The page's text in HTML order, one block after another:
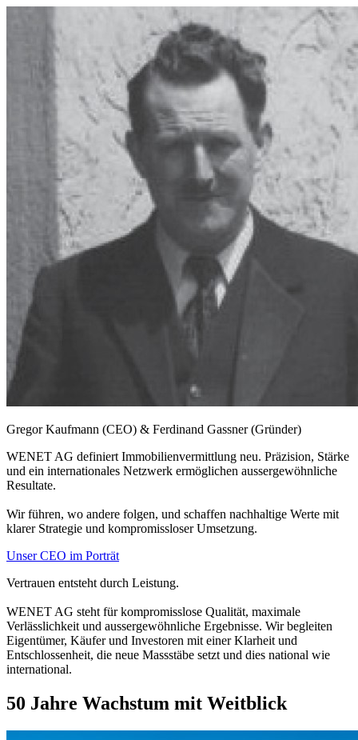
Gregor Kaufmann (CEO) & Ferdinand Gassner (Gründer)
WENET AG definiert Immobilienvermittlung neu. Präzision, Stärke
und ein internationales Netzwerk ermöglichen aussergewöhnliche
Resultate.
Wir führen, wo andere folgen, und schaffen nachhaltige Werte mit
klarer Strategie und kompromissloser Umsetzung.
Unser CEO im Porträt
Vertrauen entsteht durch Leistung.
WENET AG steht für kompromisslose Qualität, maximale
Verlässlichkeit und aussergewöhnliche Ergebnisse. Wir begleiten
Eigentümer, Käufer und Investoren mit einer Klarheit und
Entschlossenheit, die neue Massstäbe setzt und dies national wie
international.
50 Jahre Wachstum mit Weitblick